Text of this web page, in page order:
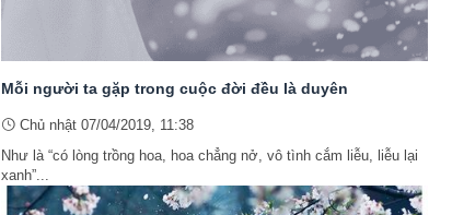
Mỗi người ta gặp trong cuộc đời đều là duyên
Chủ nhật 07/04/2019, 11:38
Như là “có lòng trồng hoa, hoa chẳng nở, vô tình cắm liễu, liễu lại
xanh”...